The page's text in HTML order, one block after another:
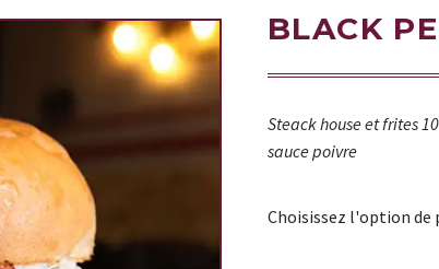
BLACK
Steack house et frites
sauce poivre
Choisissez l'option de